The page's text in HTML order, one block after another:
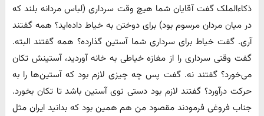
ذکاء‌الملک گفت آقایان شما هیچ وقت سرداری (لباس مردانه بلند که
در میان مردان مرسوم بود‌) برای دوختن به خیاط داده‌‌اید؟ همه گفتند
آری. گفت خیاط برای سرداری شما آستین گذارده؟ همه گفتند البته.
گفت وقتی سرداری را از مغازه خیاطی به خانه آوردید، آستینش تکان
می‌‌خورد؟ گفتند نه. گفت پس چه چیزی لازم بود که آستین‌‌ها را به
حرکت در‌آورد؟ گفتند لازم بود دستی توی آستین باشد تا تکان بخورد.
جناب فروغی فرمودند مقصود من هم همین بود که بدانید ایران مثل